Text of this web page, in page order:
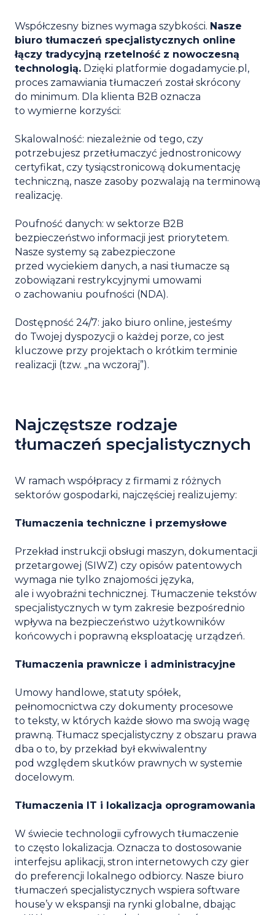
Współczesny biznes wymaga szybkości. Nasze
biuro tłumaczeń specjalistycznych online
łączy tradycyjną rzetelność z nowoczesną
technologią. Dzięki platformie dogadamycie.pl,
proces zamawiania tłumaczeń został skrócony
do minimum. Dla klienta B2B oznacza
to wymierne korzyści:
Skalowalność: niezależnie od tego, czy
potrzebujesz przetłumaczyć jednostronicowy
certyfikat, czy tysiącstronicową dokumentację
techniczną, nasze zasoby pozwalają na terminową
realizację.
Poufność danych: w sektorze B2B
bezpieczeństwo informacji jest priorytetem.
Nasze systemy są zabezpieczone
przed wyciekiem danych, a nasi tłumacze są
zobowiązani restrykcyjnymi umowami
o zachowaniu poufności (NDA).
Dostępność 24/7: jako biuro online, jesteśmy
do Twojej dyspozycji o każdej porze, co jest
kluczowe przy projektach o krótkim terminie
realizacji (tzw. „na wczoraj”).
Najczęstsze rodzaje
tłumaczeń specjalistycznych
W ramach współpracy z firmami z różnych
sektorów gospodarki, najczęściej realizujemy:
Tłumaczenia techniczne i przemysłowe
Przekład instrukcji obsługi maszyn, dokumentacji
przetargowej (SIWZ) czy opisów patentowych
wymaga nie tylko znajomości języka,
ale i wyobraźni technicznej. Tłumaczenie tekstów
specjalistycznych w tym zakresie bezpośrednio
wpływa na bezpieczeństwo użytkowników
końcowych i poprawną eksploatację urządzeń.
Tłumaczenia prawnicze i administracyjne
Umowy handlowe, statuty spółek,
pełnomocnictwa czy dokumenty procesowe
to teksty, w których każde słowo ma swoją wagę
prawną. Tłumacz specjalistyczny z obszaru prawa
dba o to, by przekład był ekwiwalentny
pod względem skutków prawnych w systemie
docelowym.
Tłumaczenia IT i lokalizacja oprogramowania
W świecie technologii cyfrowych tłumaczenie
to często lokalizacja. Oznacza to dostosowanie
interfejsu aplikacji, stron internetowych czy gier
do preferencji lokalnego odbiorcy. Nasze biuro
tłumaczeń specjalistycznych wspiera software
house’y w ekspansji na rynki globalne, dbając